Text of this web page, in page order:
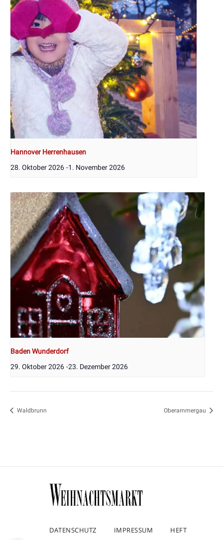
Hannover Herrenhausen
28. Oktober 2026 -1. November 2026
Baden Wunderdorf
29. Oktober 2026 -23. Dezember 2026
Waldbrunn Oberammergau
DATENSCHUTZ IMPRESSUM
HEFT